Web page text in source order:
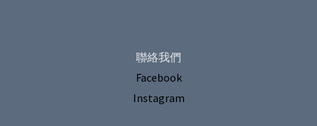
聯絡我們
Facebook
Instagram